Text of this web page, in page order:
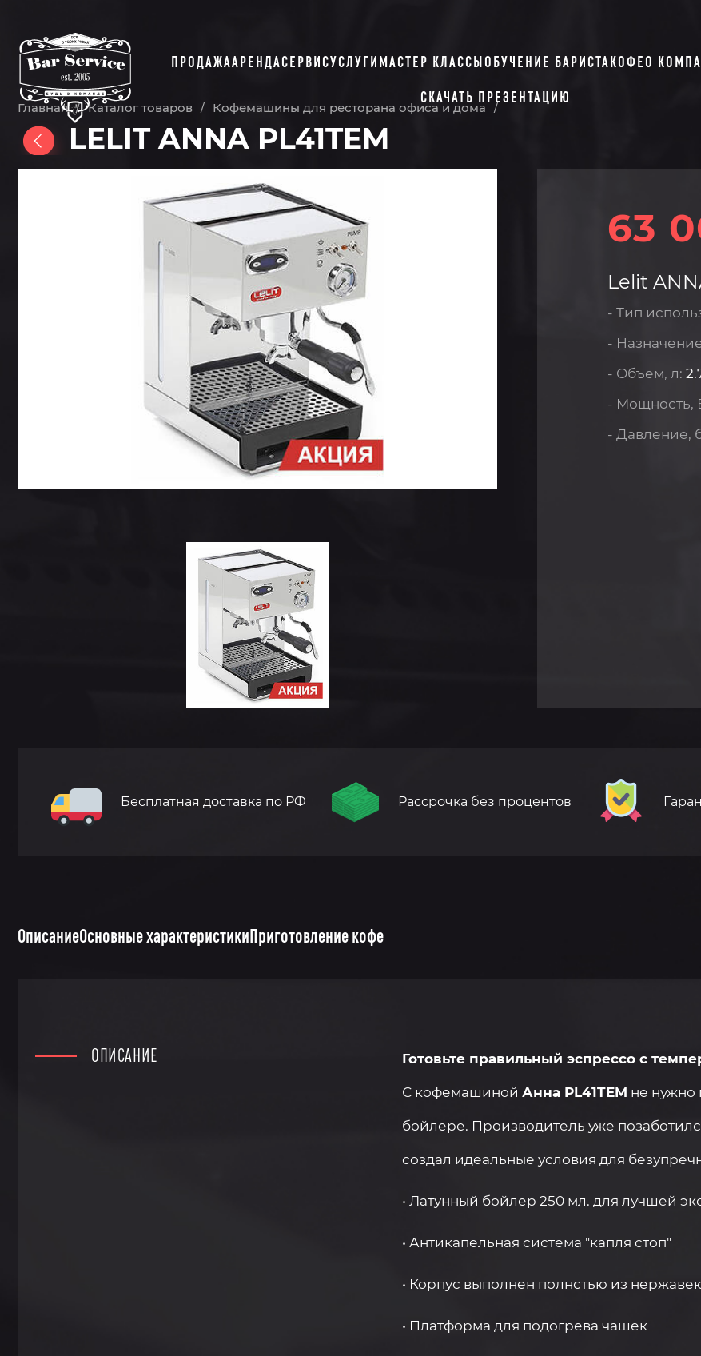
ПРОДАЖААРЕНДАСЕРВИСУСЛУГИМАСТЕР КЛАССЫОБУЧЕНИЕ БАРИСТАКОФЕО
СКАЧАТЬ ПРЕЗЕНТАЦИЮ
Главная / Каталог товаров / Кофемашины для ресторана офиса и дома /
LELIT ANNA PL41TEM
63
Lelit
- Тип
-
- Объем, л:
- Мощность,
- Давление,
Бесплатная доставка по РФ Рассрочка без процентов
ОписаниеОсновные характеристикиПриготовление кофе
ОПИСАНИЕ Готовьте правильный эспрессо с
С кофемашинойАнна PL41TEM не нужно
бойлере. Производитель уже
создал идеальные условия для
• Латунный бойлер 250 мл. для лучшей
• Антикапельная система "капля стоп"
• Корпус выполнен полнстью из
• Платформа для подогрева чашек